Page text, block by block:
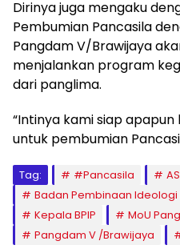
Dirinya juga mengaku
Pembumian Pancasila
Pangdam V/Brawijaya
menjalankan program
dari panglima.
“Intinya kami siap
untuk pembumian
Tag: #Pancasila
Badan Pembinaan Ideologi
Kepala BPIP
MoU
Pangdam V /Brawijaya